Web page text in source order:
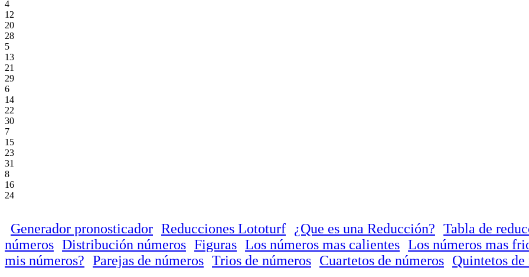
4
12
20
28
5
13
21
29
6
14
22
30
7
15
23
31
8
16
24
Generador pronosticador Reducciones Lototurf ¿Que es una Reducción? Tabla de
números Distribución números Figuras Los números mas calientes Los números mas
mis números? Parejas de números Trios de números Cuartetos de números Quintetos de